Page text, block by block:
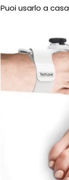
Puoi usarlo a